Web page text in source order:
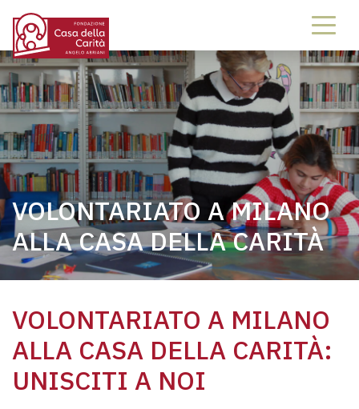
VOLONTARIATO A MILANO
ALLA CASA DELLA CARITÀ
VOLONTARIATO A MILANO
ALLA CASA DELLA CARITÀ:
UNISCITI A NOI